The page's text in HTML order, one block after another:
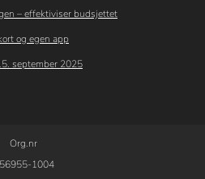
– effektiviser budsjettet
og egen app
september 2025
Org.nr
1004